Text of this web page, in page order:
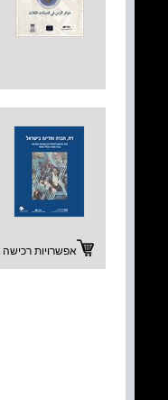
אפשרויות רכישה